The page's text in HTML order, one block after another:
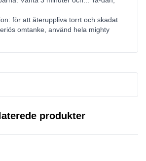
för att återuppliva torrt och skadat
omtanke, använd hela mighty
produkter